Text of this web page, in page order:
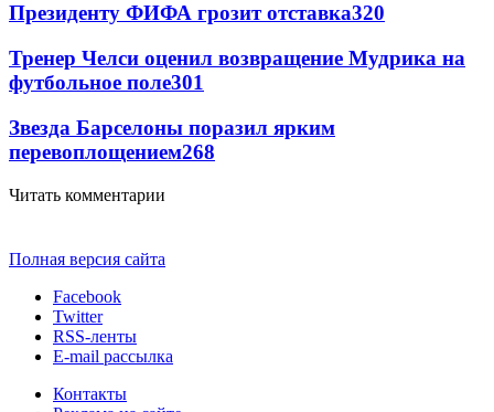
Президенту ФИФА грозит отставка320
Тренер Челси оценил возвращение Мудрика на
футбольное поле301
Звезда Барселоны поразил ярким
перевоплощением268
Читать комментарии
Полная версия сайта
Facebook
Twitter
RSS-ленты
E-mail рассылка
Контакты